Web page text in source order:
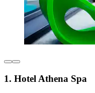
1. Hotel Athena Spa